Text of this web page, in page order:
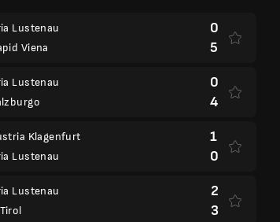
Lustenau
Viena
0
5
Lustenau
0
4
Klagenfurt
Lustenau
1
0
Lustenau
2
3